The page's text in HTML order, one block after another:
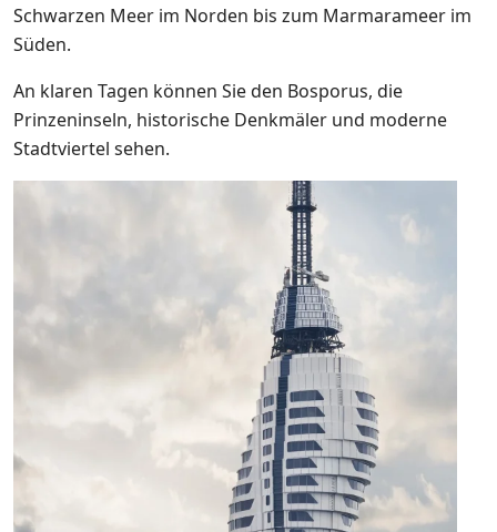
Schwarzen Meer im Norden bis zum Marmarameer im
Süden.
An klaren Tagen können Sie den Bosporus, die
Prinzeninseln, historische Denkmäler und moderne
Stadtviertel sehen.